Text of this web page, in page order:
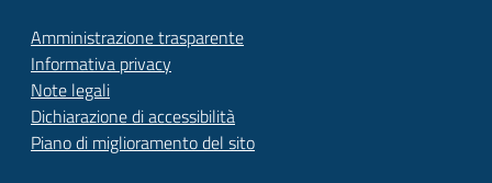
Amministrazione trasparente
Informativa privacy
Note legali
Dichiarazione di accessibilità
Piano di miglioramento del sito